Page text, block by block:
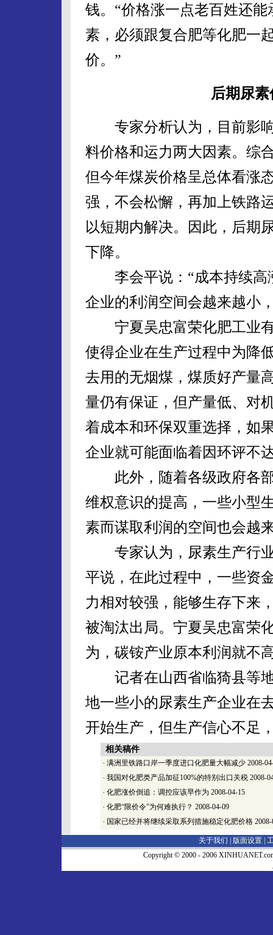
钱。“价格涨一点老百姓还
素，必须跟复合肥等化肥一
价。”
后期尿
专家分析认为，目前影响
料价格和运力两大因素。综
但今年煤炭价格呈总体看涨
强，不会松懈，再加上铁路
以短期内解决。因此，后期
下降。
李会平说：“成本持续高
企业的利润空间会越来越小
宁夏吴忠富荣化肥工业有
使得企业在生产过程中为降
去用的无烟煤，煤质好产量
量仍有保证，但产量低、对
着成本和环保双重选择，如
企业就可能面临着因环评不
此外，随着各级政府各部
维权意识的提高，一些小型
素而谋取利润的空间也会越
专家认为，尿素生产行业
平说，在此过程中，一些资
力相对较强，能够生存下来
被淘汰出局。宁夏吴忠富荣
为，碳铵产业原本利润就不
记者在山西省临猗县等地
地一些小的尿素生产企业在
开始生产，但生产信心不足
相关稿件
· 满洲里铁路口岸一季度进口化肥量大幅减少 2008-
· 我国对化肥类产品加征100%的特别出口关税 2008-
· 化肥涨价倒追：调控应该早作为 2008-04-15
· 化肥“限价令”为何难执行？ 2008-04-09
· 国家已经并将继续采取系列措施稳定化肥价格
关于我们 | 版面设置
Copyright © 2000 - 2006